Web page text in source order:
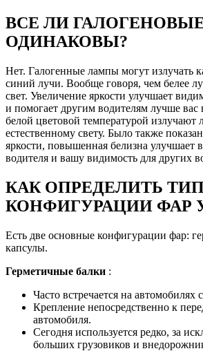
ВСЕ ЛИ
ОДИНАКОВЫ?
Нет. Галогенные лампы могут излучать
синий лучи. Вообще говоря, чем белее
свет. Увеличение яркости улучшает
и помогает другим водителям лучше вас
белой цветовой температурой излучают
естественному свету. Было также
яркости, повышенная белизна улучшает
водителя и вашу видимость для других
КАК ОПРЕДЕЛИТЬ
КОНФИГУРАЦИИ ФАР
Есть две основные конфигурации фар:
капсулы.
Герметичные балки :
Часто встречается на автомобилях
Крепление непосредственно к
автомобиля.
Сегодня используется редко, за
больших грузовиков и